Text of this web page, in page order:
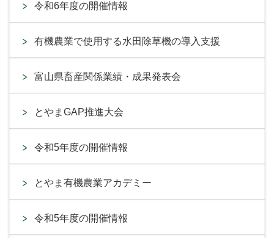
令和6年度の開催情報
有機農業で使用する水田除草機の導入支援
富山県畜産関係業績・成果発表会
とやまGAP推進大会
令和5年度の開催情報
とやま有機農業アカデミー
令和5年度の開催情報